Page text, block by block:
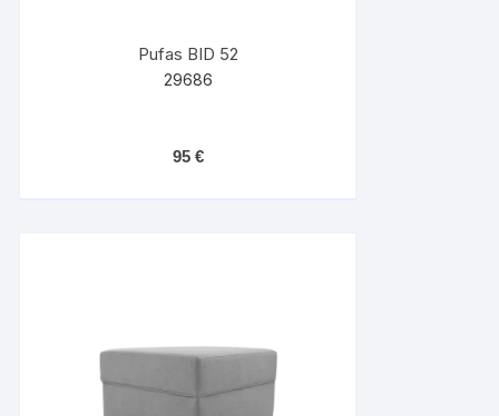
Pufas BID 52
29686
95 €